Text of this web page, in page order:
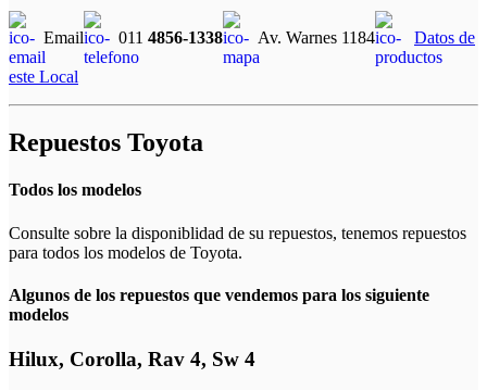
Email 011 4856-1338 Av. Warnes 1184 Datos de
este Local
Repuestos Toyota
Todos los modelos
Consulte sobre la disponiblidad de su repuestos, tenemos repuestos
para todos los modelos de Toyota.
Algunos de los repuestos que vendemos para los siguiente
modelos
Hilux, Corolla, Rav 4, Sw 4